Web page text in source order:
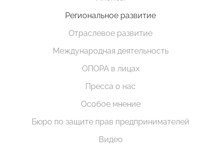
Региональное развитие
Отраслевое развитие
Международная деятельность
ОПОРА в лицах
Пресса о нас
Особое мнение
Бюро по защите прав предпринимателей
Видео